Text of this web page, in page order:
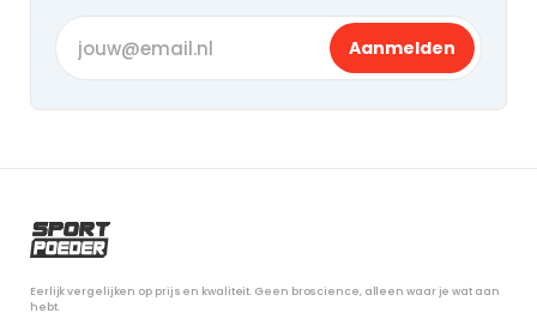
Aanmelden
Eerlijk vergelijken op prijs en kwaliteit. Geen broscience, alleen waar je wat aan
hebt.